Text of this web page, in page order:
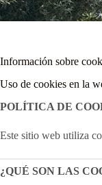
Información sobre
Uso de cookies en la
POLÍTICA DE
Este sitio web utiliza
¿QUÉ SON LAS